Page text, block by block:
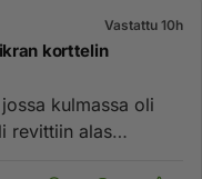
Vastattu 10h
korttelin
kulmassa oli
revittiin alas